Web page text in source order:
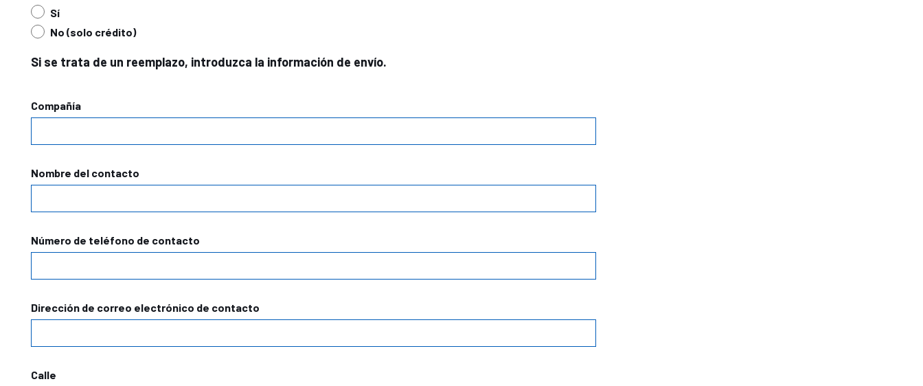
Sí
No (solo crédito)
Si se trata de un reemplazo, introduzca la información de envío.
Compañía
Nombre del contacto
Número de teléfono de contacto
Dirección de correo electrónico de contacto
Calle